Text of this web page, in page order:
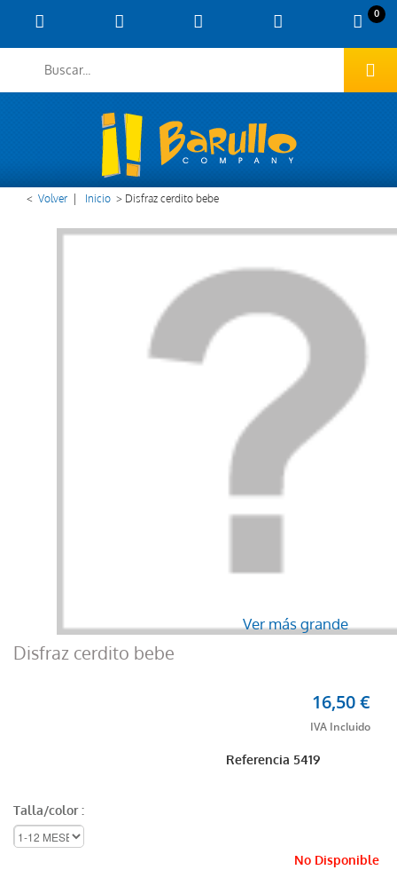
0
< Volver Inicio > Disfraz cerdito bebe
Ver más grande
Disfraz cerdito bebe
Referencia 5419
16,50 €
Talla/color :
No Disponible